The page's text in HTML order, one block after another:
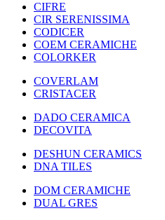
CIFRE
CIR SERENISSIMA
CODICER
COEM CERAMICHE
COLORKER
COVERLAM
CRISTACER
DADO CERAMICA
DECOVITA
DESHUN CERAMICS
DNA TILES
DOM CERAMICHE
DUAL GRES